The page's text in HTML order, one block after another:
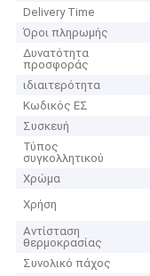
Delivery Time
Όροι πληρωμής
Δυνατότητα
προσφοράς
ιδιαιτερότητα
Κωδικός ΕΣ
Συσκευή
Τύπος
συγκολλητικού
Χρώμα
Χρήση
Αντίσταση
θερμοκρασίας
Συνολικό πάχος